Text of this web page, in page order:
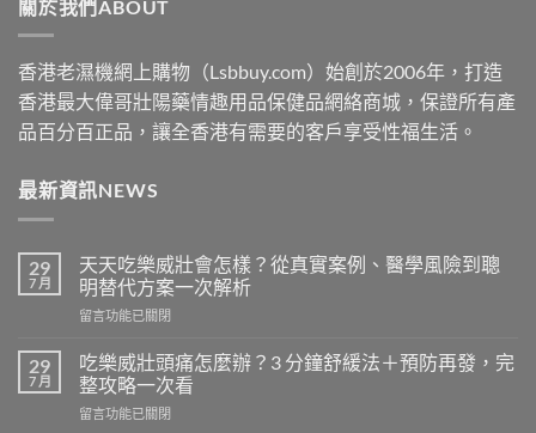
關於我們ABOUT
香港老濕機網上購物（Lsbbuy.com）始創於2006年，打造
香港最大偉哥壯陽藥情趣用品保健品網絡商城，保證所有產
品百分百正品，讓全香港有需要的客戶享受性福生活。
最新資訊NEWS
29
7 月
天天吃樂威壯會怎樣？從真實案例、醫學風險到聰
明替代方案一次解析
在
天
吃
樂
威
留言功能已關閉
29
7 月
吃樂威壯頭痛怎麼辦？3 分鐘舒緩法＋預防再發，完
整攻略一次看
在
留言功能已關閉